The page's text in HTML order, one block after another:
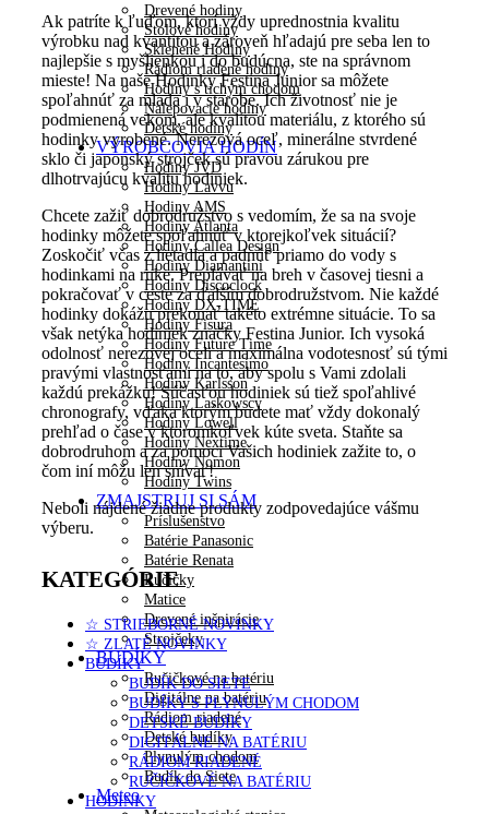
Drevené hodiny
Stolové hodiny
Sklenené Hodiny
Rádiom riadené hodiny
Hodiny s tichým chodom
Nalepovacie hodiny
Detské hodiny
VÝROBCOVIA HODÍN
Hodiny JVD
Hodiny Lavvu
Hodiny AMS
Hodiny Atlanta
Hodiny Callea Design
Hodiny Diamantini
Hodiny Discoclock
Hodiny DX-TIME
Hodiny Fisura
Hodiny Future Time
Hodiny Incantesimo
Hodiny Karlsson
Hodiny Laskowscy
Hodiny Lowell
Hodiny Nextime
Hodiny Nomon
Hodiny Twins
ZMAJSTRUJ SI SÁM
Príslušenstvo
Batérie Panasonic
Batérie Renata
Ručičky
Matice
Drevené inšpirácie
Strojčeky
BUDÍKY
Ručičkové na batériu
Digitálne na batériu
Rádiom riadené
Detské budíky
Plynulým chodom
Budík do Siete
Meteo
Ak patríte k ľuďom, ktorí vždy uprednostnia kvalitu
výrobku nad kvantitou a zároveň hľadajú pre seba len to
najlepšie s myšlienkou i do budúcna, ste na správnom
mieste! Na naše Hodinky Festina Junior sa môžete
spoľahnúť za mlada i v starobe. Ich životnosť nie je
podmienená vekom, ale kvalitou materiálu, z ktorého sú
hodinky vyrobené. Nerezová oceľ, minerálne stvrdené
sklo či japonský strojček sú pravou zárukou pre
dlhotrvajúcu kvalitu hodiniek.
Chcete zažiť dobrodružstvo s vedomím, že sa na svoje
hodinky môžete spoľahnúť v ktorejkoľvek situácií?
Zoskočiť včas z lietadla a padnúť priamo do vody s
hodinkami na ruke. Preplávať na breh v časovej tiesni a
pokračovať v ceste za ďalším dobrodružstvom. Nie každé
hodinky dokážu prekonať takéto extrémne situácie. To sa
však netýka hodiniek značky Festina Junior. Ich vysoká
odolnosť nerezovej oceli a maximálna vodotesnosť sú tými
pravými vlastnosťami na to, aby spolu s Vami zdolali
každú prekážku! Súčasťou hodiniek sú tiež spoľahlivé
chronografy, vďaka ktorým budete mať vždy dokonalý
prehľad o čase v ktoromkoľvek kúte sveta. Staňte sa
dobrodruhom a za pomoci Vašich hodiniek zažite to, o
čom iní môžu len snívať!
Neboli nájdené žiadne produkty zodpovedajúce vášmu
výberu.
KATEGÓRIE
☆ STRIEBORNÉ NOVINKY
☆ ZLATÉ NOVINKY
BUDÍKY
BUDÍK DO SIETE
BUDÍKY S PLYNULÝM CHODOM
DETSKÉ BUDÍKY
DIGITÁLNE NA BATÉRIU
RÁDIOM RIADENÉ
RUČIČKOVÉ NA BATÉRIU
HODINKY